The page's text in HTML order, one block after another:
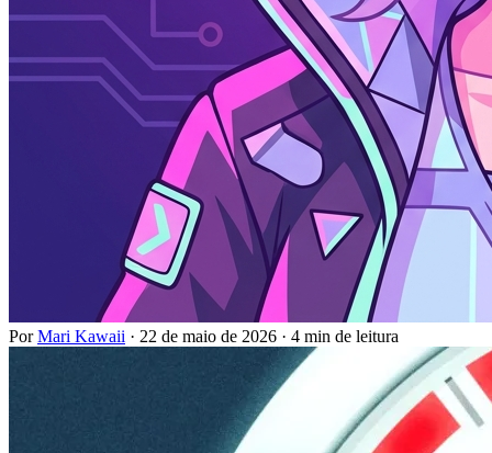
PorMari Kawaii · 22 de maio de 2026 · 4 min de leitura